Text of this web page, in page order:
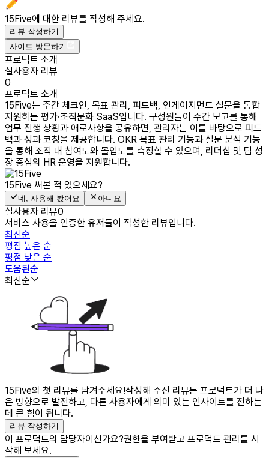
15Five에 대한 리뷰를 작성해 주세요.
리뷰 작성하기
사이트 방문하기
프로덕트 소개
실사용자 리뷰
0
프로덕트 소개
15Five는 주간 체크인, 목표 관리, 피드백, 인게이지먼트 설문을 통합
지원하는 평가·조직문화 SaaS입니다. 구성원들이 주간 보고를 통해
업무 진행 상황과 애로사항을 공유하면, 관리자는 이를 바탕으로 피드
백과 성과 코칭을 제공합니다. OKR 목표 관리 기능과 설문 분석 기능
을 통해 조직 내 참여도와 몰입도를 측정할 수 있으며, 리더십 및 팀 성
장 중심의 HR 운영을 지원합니다.
15Five 써본 적 있으세요?
네, 사용해 봤어요 아니요
실사용자 리뷰0
서비스 사용을 인증한 유저들이 작성한 리뷰입니다.
최신순
평점 높은 순
평점 낮은 순
도움된순
최신순
15Five의 첫 리뷰를 남겨주세요!작성해 주신 리뷰는 프로덕트가 더 나
은 방향으로 발전하고, 다른 사용자에게 의미 있는 인사이트를 전하는
데 큰 힘이 됩니다.
리뷰 작성하기
이 프로덕트의 담당자이신가요?권한을 부여받고 프로덕트 관리를 시
작해 보세요.